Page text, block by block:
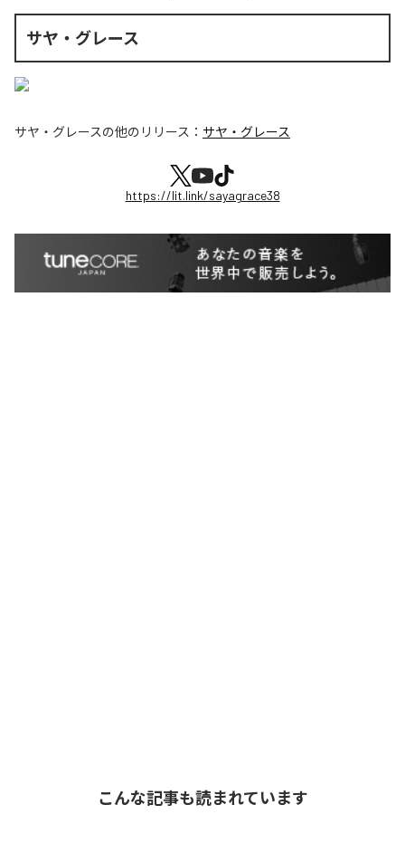
サヤ・グレース
サヤ・グレースの他のリリース： サヤ・グレース
https://lit.link/sayagrace38
こんな記事も読まれています